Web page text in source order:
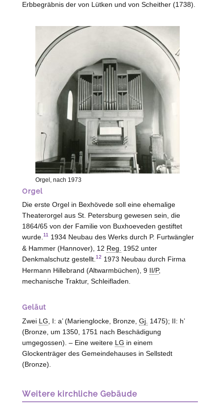
Erbbegräbnis der von Lütken und von Scheither(1738).
Orgel, nach 1973
Orgel
Die erste Orgel in Bexhövede soll eine ehemalige
Theaterorgel aus St. Petersburg gewesen sein, die
1864/65 von der Familie von Buxhoeveden gestiftet
wurde. 11 1934 Neubau des Werks durch P. Furtwängler
& Hammer (Hannover), 12 Reg.
1952 unter
Denkmalschutz gestellt. 12 1973 Neubau durch Firma
Hermann Hillebrand (Altwarmbüchen), 9 II/P,
mechanische Traktur, Schleifladen.
Geläut
Zwei LG , I: a’ (Marienglocke, Bronze, Gj. 1475); II: h’
(Bronze, um 1350, 1751 nach Beschädigung
umgegossen). – Eine weitere LG in einem
Glockenträger des Gemeindehauses in Sellstedt
(Bronze).
Weitere kirchliche Gebäude